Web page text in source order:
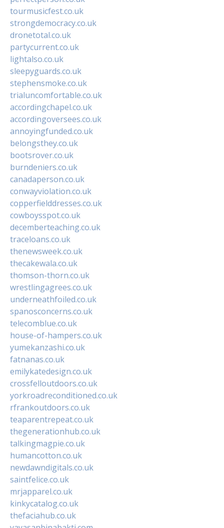
tourmusicfest.co.uk
strongdemocracy.co.uk
dronetotal.co.uk
partycurrent.co.uk
lightalso.co.uk
sleepyguards.co.uk
stephensmoke.co.uk
trialuncomfortable.co.uk
accordingchapel.co.uk
accordingoversees.co.uk
annoyingfunded.co.uk
belongsthey.co.uk
bootsrover.co.uk
burndeniers.co.uk
canadaperson.co.uk
conwayviolation.co.uk
copperfielddresses.co.uk
cowboysspot.co.uk
decemberteaching.co.uk
traceloans.co.uk
thenewsweek.co.uk
thecakewala.co.uk
thomson-thorn.co.uk
wrestlingagrees.co.uk
underneathfoiled.co.uk
spanosconcerns.co.uk
telecomblue.co.uk
house-of-hampers.co.uk
yumekanzashi.co.uk
fatnanas.co.uk
emilykatedesign.co.uk
crossfelloutdoors.co.uk
yorkroadreconditioned.co.uk
rfrankoutdoors.co.uk
teaparentrepeat.co.uk
thegenerationhub.co.uk
talkingmagpie.co.uk
humancotton.co.uk
newdawndigitals.co.uk
saintfelice.co.uk
mrjapparel.co.uk
kinkycatalog.co.uk
thefaciahub.co.uk